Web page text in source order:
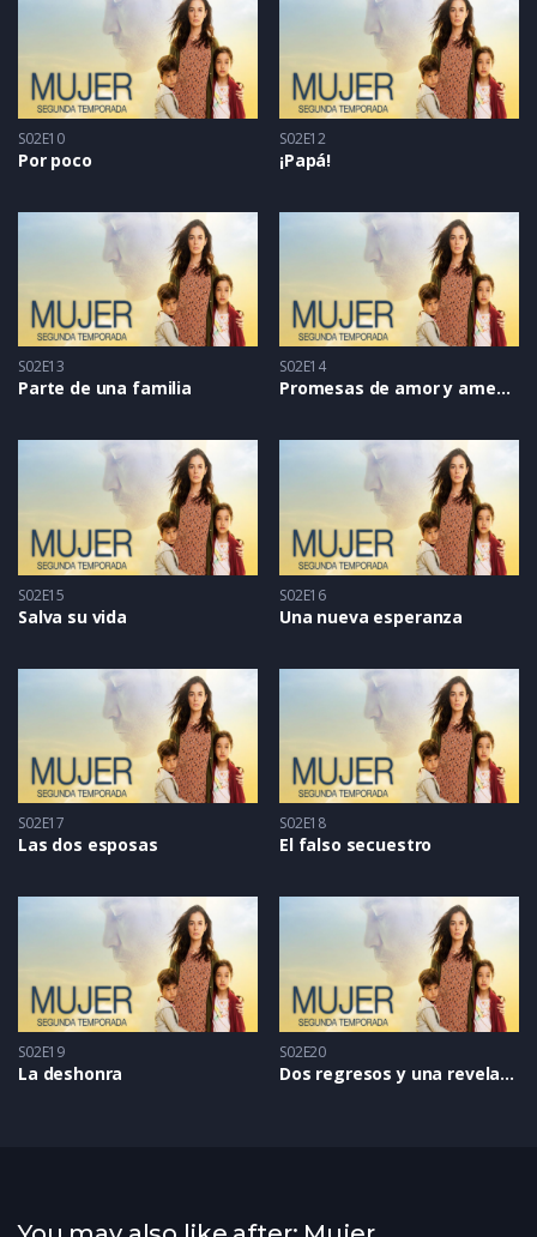
S02E10
Por poco
S02E12
¡Papá!
S02E13
Parte de una familia
S02E14
Promesas de amor y amenazas de muerte
S02E15
Salva su vida
S02E16
Una nueva esperanza
S02E17
Las dos esposas
S02E18
El falso secuestro
S02E19
La deshonra
S02E20
Dos regresos y una revelación